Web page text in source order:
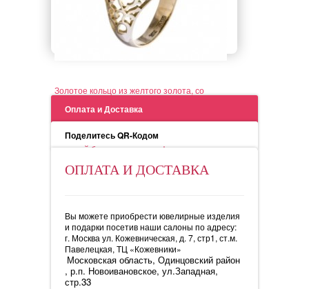
Золотое кольцо из желтого золота, со
вставкой бриллиантов, сапфиров и
Кольцо Граф 272058509
Оплата и Доставка
Поделитесь QR-Кодом
ОПЛАТА И ДОСТАВКА
Вы можете приобрести ювелирные изделия
и подарки посетив наши салоны по адресу:
г. Москва ул. Кожевническая, д. 7, стр1, ст.м.
Павелецкая, ТЦ «Кожевники»
Московская область, Одинцовский район
, р.п. Новоивановское, ул.Западная,
стр.33